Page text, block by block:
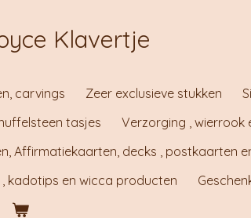
Klavertje
carvings Zeer exclusieve stukken
tasjes
Verzorging , wierrook
Affirmatiekaarten, decks , postkaarten
kadotips en wicca producten